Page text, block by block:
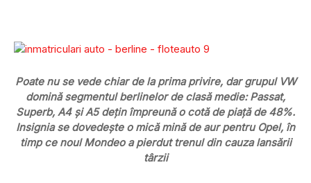
Poate nu se vede chiar de la prima privire, dar grupul VW
domină segmentul berlinelor de clasă medie: Passat,
Superb, A4 și A5 dețin împreună o cotă de piață de 48%.
Insignia se dovedește o mică mină de aur pentru Opel, în
timp ce noul Mondeo a pierdut trenul din cauza lansării
târzii